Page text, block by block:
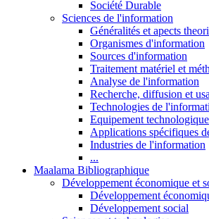
Société Durable
Sciences de l'information
Généralités et apects
Organismes d'information
Sources d'information
Traitement matériel et
Analyse de l'information
Recherche, diffusion et
Technologies de
Equipement technologique
Applications spécifiques
Industries de l'information
...
Maalama Bibliographique
Développement économique et
Développement
Développement social